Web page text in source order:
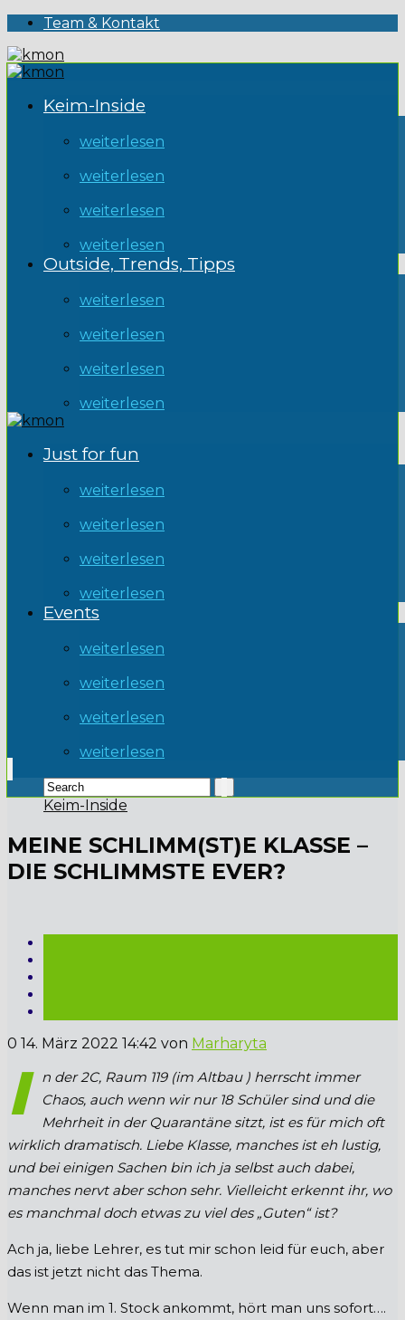
Team & Kontakt
Keim-Inside
weiterlesen
weiterlesen
weiterlesen
weiterlesen
Outside, Trends, Tipps
weiterlesen
weiterlesen
weiterlesen
weiterlesen
Just for fun
weiterlesen
weiterlesen
weiterlesen
weiterlesen
Events
weiterlesen
weiterlesen
weiterlesen
weiterlesen
Keim-Inside
MEINE SCHLIMM(ST)E KLASSE –
DIE SCHLIMMSTE EVER?
0 14. März 2022 14:42 von Marharyta
I
n der 2C, Raum 119 (im Altbau ) herrscht immer
Chaos, auch wenn wir nur 18 Schüler sind und die
Mehrheit in der Quarantäne sitzt, ist es für mich oft
wirklich dramatisch. Liebe Klasse, manches ist eh lustig,
und bei einigen Sachen bin ich ja selbst auch dabei,
manches nervt aber schon sehr. Vielleicht erkennt ihr, wo
es manchmal doch etwas zu viel des „Guten“ ist?
Ach ja, liebe Lehrer, es tut mir schon leid für euch, aber
das ist jetzt nicht das Thema.
Wenn man im 1. Stock ankommt, hört man uns sofort….